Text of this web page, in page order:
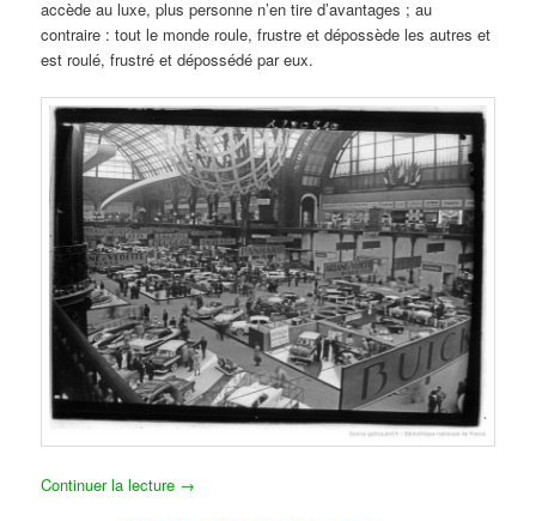
accède au luxe, plus personne n’en tire d’avantages ; au
contraire : tout le monde roule, frustre et dépossède les autres et
est roulé, frustré et dépossédé par eux.
Continuer la lecture →